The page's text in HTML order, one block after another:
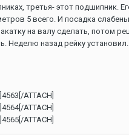
третья- этот подшипник.
5 всего. И посадка
на валу сделать, потом
Неделю назад рейку
ATTACH]
ATTACH]
ATTACH]